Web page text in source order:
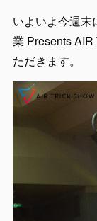
いよいよ今週末
業 Presents
ただきます。